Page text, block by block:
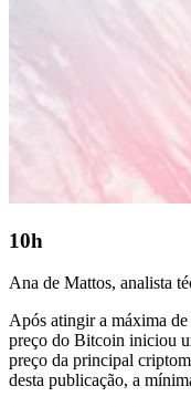
10h
Ana de Mattos, analista
Após atingir a máxima
preço do Bitcoin iniciou
preço da principal
desta publicação, a